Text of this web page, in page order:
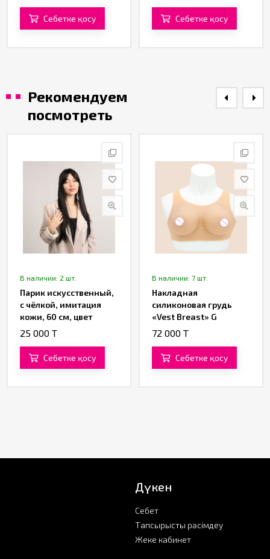
Себетке қосу Себетке қосу
Рекомендуем
посмотреть
В наличии: 2 шт.
Парик искусственный,
с чёлкой, имитация
кожи, 60 см, цвет
чёрный
25 000 T
Себетке қосу
В наличии: 7 шт.
Накладная
силиконовая грудь
«Vest Breast» G
72 000 T
Себетке қосу
Дүкен
Себет
Тапсырысты рәсімдеу
Жеке кабинет